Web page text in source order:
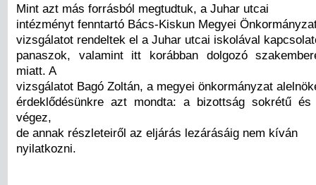
Mint azt más forrásból megtudtuk, a Juhar utcai
intézményt fenntartó Bács-Kiskun Megyei
vizsgálatot rendeltek el a Juhar utcai iskolával
panaszok, valamint itt korábban dolgozó
miatt. A
vizsgálatot Bagó Zoltán, a megyei önkormányzat
érdeklődésünkre azt mondta: a bizottság sokrétű és
végez,
de annak részleteiről az eljárás lezárásáig nem kíván
nyilatkozni.